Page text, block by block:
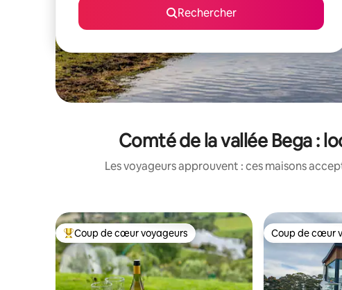
Rechercher
Comté de la vallée Bega :
Les voyageurs approuvent : ces maisons
Coups de cœur voyageurs les plus appréciés
Coup de cœur voyageurs Coup de cœur
Coup de cœur